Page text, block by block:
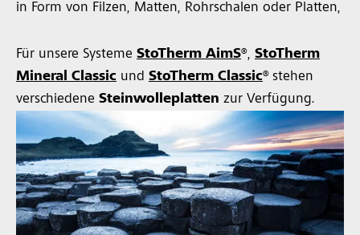
in Form von Filzen, Matten, Rohrschalen oder Platten,
Für unsere Systeme StoTherm AimS®, StoTherm
Mineral Classic und StoTherm Classic®stehen
verschiedene Steinwolleplatten zur Verfügung.